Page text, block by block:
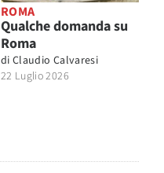
ROMA
Qualche domanda su
Roma
di Claudio Calvaresi
22 Luglio 2026